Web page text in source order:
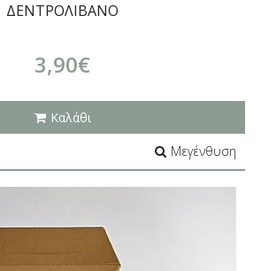
ΔΕΝΤΡΟΛΙΒΑΝΟ
3,90€
Καλάθι
Μεγένθυση